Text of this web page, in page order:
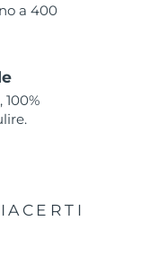
a 400